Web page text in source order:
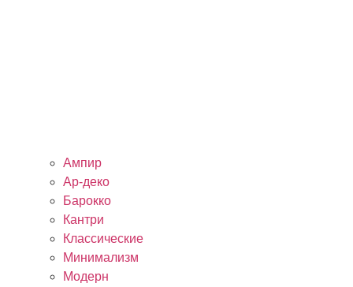
Ампир
Ар-деко
Барокко
Кантри
Классические
Минимализм
Модерн